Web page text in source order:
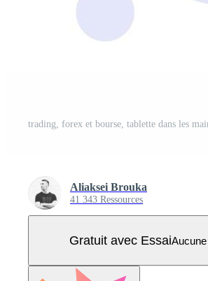
Aliaksei Brouka
41 343 Ressources
Gratuit avec Essai